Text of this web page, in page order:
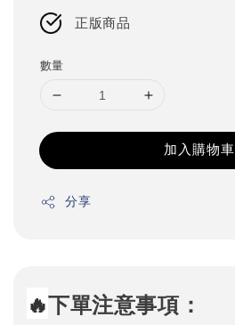
正版商品
數量
加入購物車
分享
🔥下單注意事項：